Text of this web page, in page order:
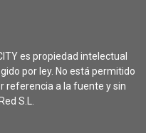
es propiedad intelectual
por ley. No está permitido
referencia a la fuente y sin
S.L.